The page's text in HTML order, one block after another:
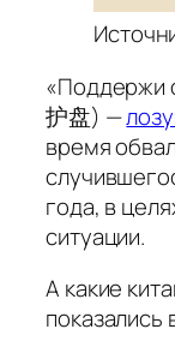
«Поддержи
护盘) —
время
года, в
ситуации.
А какие
показались